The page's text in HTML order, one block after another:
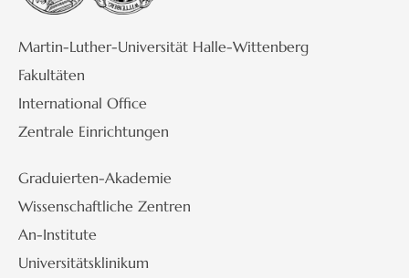
Martin-Luther-Universität Halle-Wittenberg
Fakultäten
International Office
Zentrale Einrichtungen
Graduierten-Akademie
Wissenschaftliche Zentren
An-Institute
Universitätsklinikum